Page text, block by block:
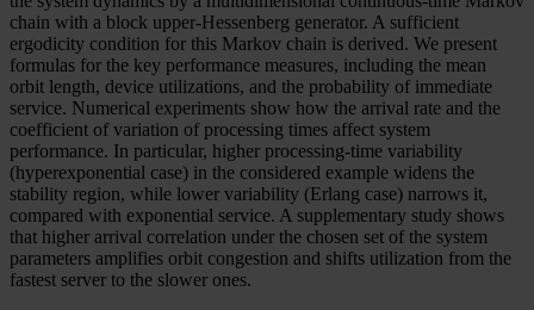
chain with a block upper-Hessenberg generator. A sufficient
ergodicity condition for this Markov chain is derived. We present
formulas for the key performance measures, including the mean
orbit length, device utilizations, and the probability of immediate
service. Numerical experiments show how the arrival rate and the
coefficient of variation of processing times affect system
performance. In particular, higher processing-time variability
(hyperexponential case) in the considered example widens the
stability region, while lower variability (Erlang case) narrows it,
compared with exponential service. A supplementary study shows
that higher arrival correlation under the chosen set of the system
parameters amplifies orbit congestion and shifts utilization from the
fastest server to the slower ones.